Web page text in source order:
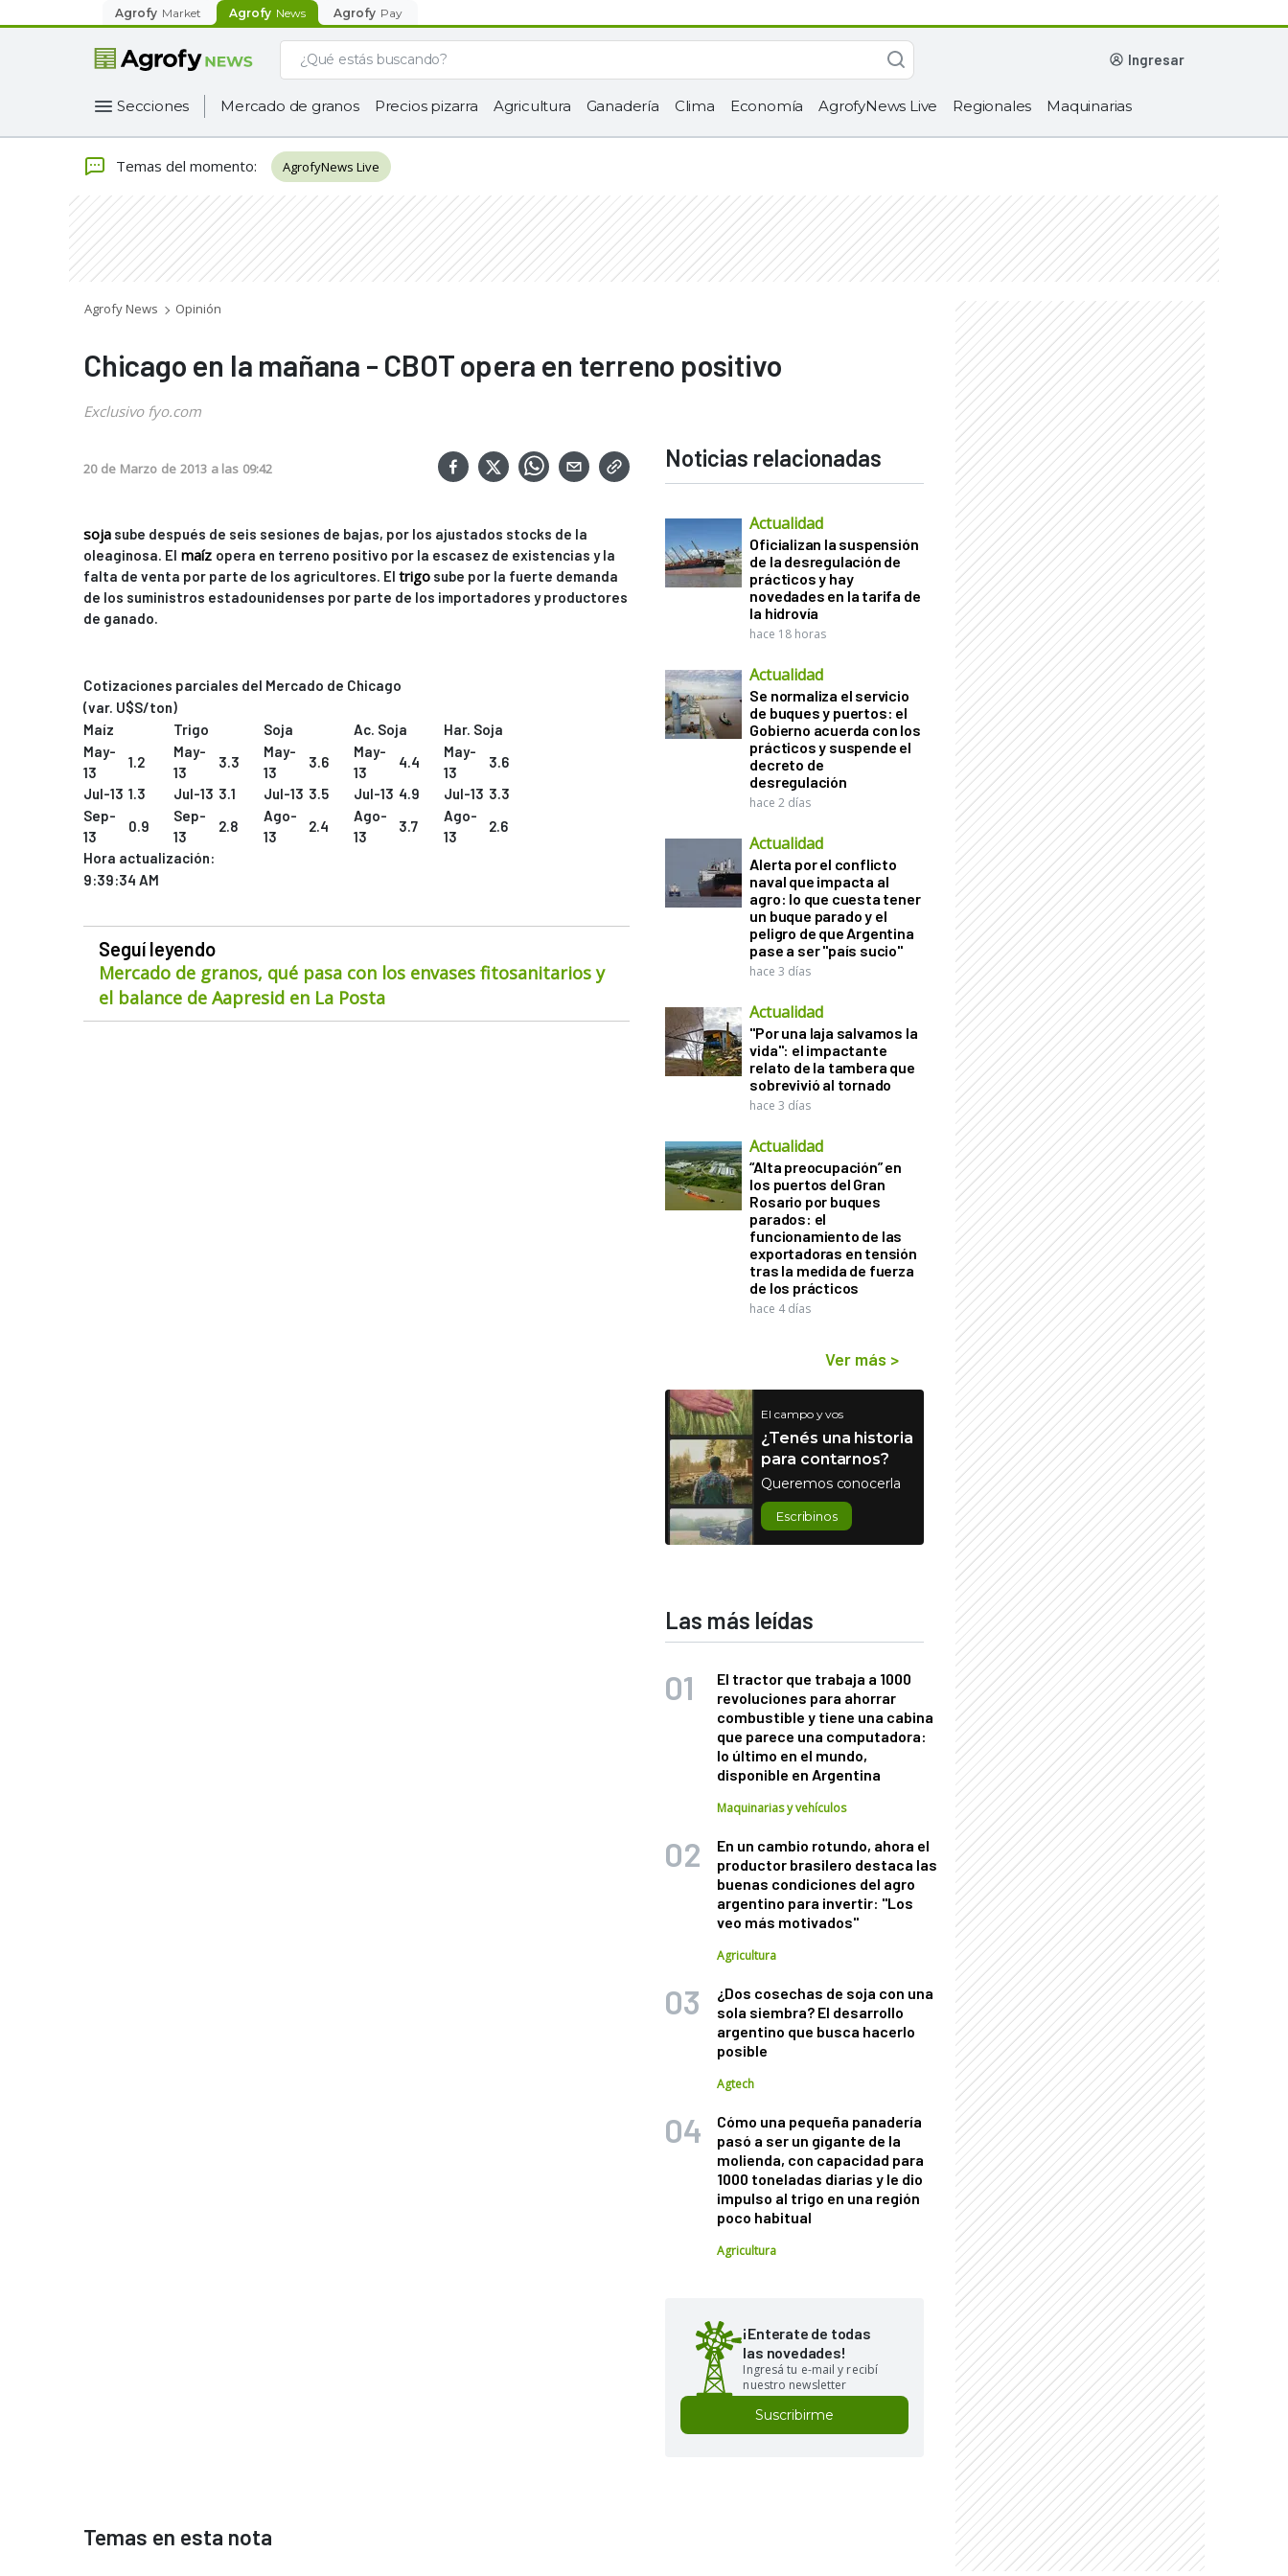
Agrofy Market Agrofy News Agrofy Pay
ingresar
Secciones Mercado de granos Precios pizarra Agricultura Ganadería Clima Economía AgrofyNews Live Regionales Maquinarias
Temas del momento: AgrofyNews Live
Agrofy News Opinión
Chicago en la mañana - CBOT opera en terreno positivo
Exclusivo fyo.com
20 de Marzo de 2013 a las 09:42
soja sube después de seis sesiones de bajas, por los ajustados stocks de la
oleaginosa. El maíz opera en terreno positivo por la escasez de existencias y la
falta de venta por parte de los agricultores. El trigo sube por la fuerte demanda
de los suministros estadounidenses por parte de los importadores y productores
de ganado.
Cotizaciones parciales del Mercado de Chicago
(var. U$S/ton)
Maíz
Trigo Soja Ac. Soja
Har. Soja
May-
13
1.2
May-
13
3.3
May-
13
3.6
May-
13
4.4
May-
13
3.6
Jul-13 1.3 Jul-13 3.1 Jul-13 3.5 Jul-13 4.9 Jul-13 3.3
Sep-
13
0.9
Sep-
13
2.8
Ago-
13
2.4
Ago-
13
3.7
Ago-
13
2.6
Hora actualización:
9:39:34 AM
Seguí leyendo
Mercado de granos, qué pasa con los envases fitosanitarios y
el balance de Aapresid en La Posta
Noticias relacionadas
Actualidad
Oficializan la suspensión
de la desregulación de
prácticos y hay
novedades en la tarifa de
la hidrovía
hace 18 horas
Actualidad
Se normaliza el servicio
de buques y puertos: el
Gobierno acuerda con los
prácticos y suspende el
decreto de
desregulación
hace 2 días
Actualidad
Alerta por el conflicto
naval que impacta al
agro: lo que cuesta tener
un buque parado y el
peligro de que Argentina
pase a ser "país sucio"
hace 3 días
Actualidad
"Por una laja salvamos la
vida": el impactante
relato de la tambera que
sobrevivió al tornado
hace 3 días
Actualidad
“Alta preocupación” en
los puertos del Gran
Rosario por buques
parados: el
funcionamiento de las
exportadoras en tensión
tras la medida de fuerza
de los prácticos
hace 4 días
Ver más >
El campo y vos
¿Tenés una historia
para contarnos?
Queremos conocerla
Escribinos
Las más leídas
El tractor que trabaja a 1000
revoluciones para ahorrar
combustible y tiene una cabina
que parece una computadora:
lo último en el mundo,
disponible en Argentina
Maquinarias y vehículos
En un cambio rotundo, ahora el
productor brasilero destaca las
buenas condiciones del agro
argentino para invertir: "Los
veo más motivados"
Agricultura
¿Dos cosechas de soja con una
sola siembra? El desarrollo
argentino que busca hacerlo
posible
Agtech
Cómo una pequeña panadería
pasó a ser un gigante de la
molienda, con capacidad para
1000 toneladas diarias y le dio
impulso al trigo en una región
poco habitual
Agricultura
¡Enterate de todas
las novedades!
Ingresá tu e-mail y recibí
nuestro newsletter
Suscribirme
Temas en esta nota